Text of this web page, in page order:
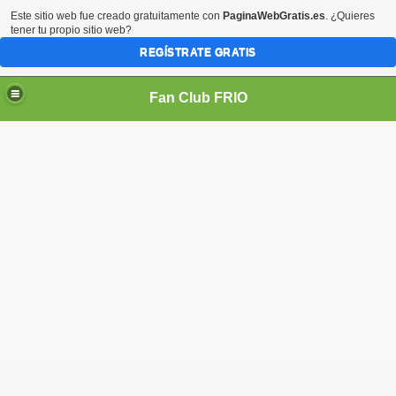
Fan Club FRIO
Este sitio web fue creado gratuitamente con PaginaWebGratis.es. ¿Quieres
tener tu propio sitio web?
REGÍSTRATE GRATIS